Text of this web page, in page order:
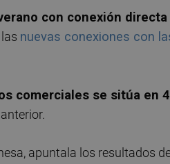
con conexión
nuevas conexiones con
comerciales se sitúa en
apuntala los resultados